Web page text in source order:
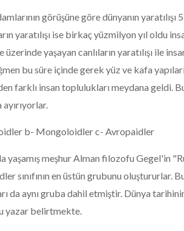
görüşüne göre dünyanın
yaratılışı ise birkaç yüzmilyon yıl oldu
üzerinde yaşayan canlıların yaratılışı ile
bu süre içinde gerek yüz ve kafa
farklı insan toplulukları meydana geldi.
b- Mongoloidler c- Avropaidler
yaşamış meşhur Alman filozofu Gegel'in
sınıfının en üstün grubunu
da aynı gruba dahil etmiştir. Dünya
yazar belirtmekte.